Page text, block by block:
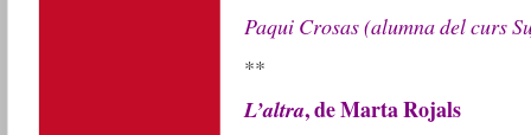
Paqui Crosas (alumna del curs
**
L’altra, de Marta Rojals